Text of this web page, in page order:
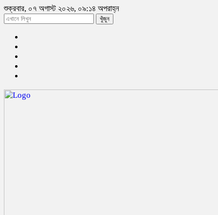
শুক্রবার, ০৭ অগাস্ট ২০২৬, ০৯:১৪ অপরাহ্ন
খুঁজুন